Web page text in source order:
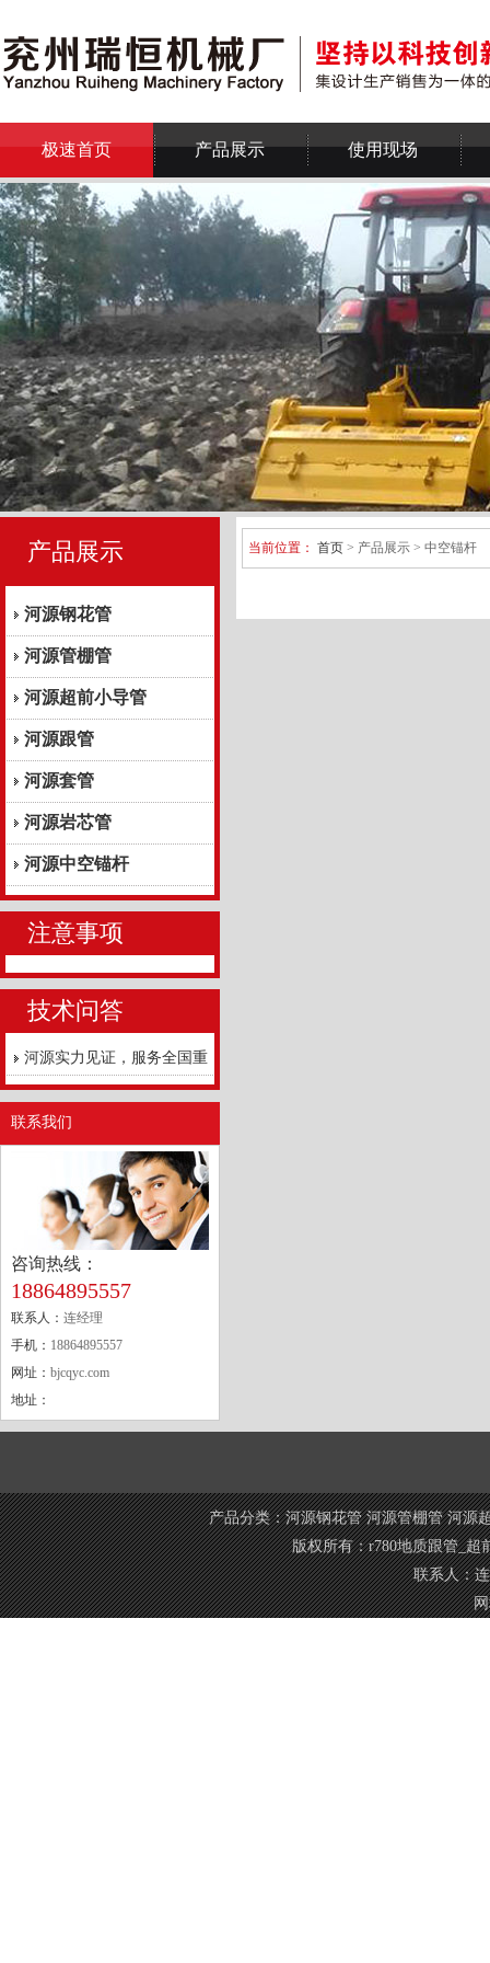
极速首页 产品展示 使用现场
产品展示
河源钢花管
河源管棚管
河源超前小导管
河源跟管
河源套管
河源岩芯管
河源中空锚杆
注意事项
技术问答
河源实力见证，服务全国重
点工程
联系我们
咨询热线：
18864895557
联系人： 连经理
手机： 18864895557
网址： bjcqyc.com
地址：
当前位置： 首页 > 产品展示 > 中空锚杆
产品分类：河源钢花管 河源管棚管 河源
版权所有：r780地质跟管_
联系人：